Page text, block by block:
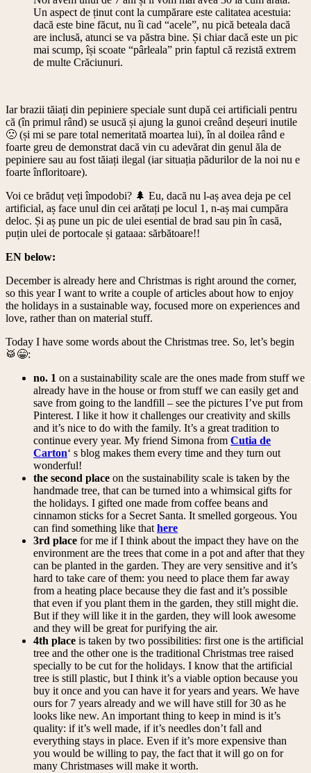
Un aspect de ținut cont la cumpărare este calitatea acestuia:
dacă este bine făcut, nu îi cad “acele”, nu pică beteala dacă
are inclusă, atunci se va păstra bine. Și chiar dacă este un pic
mai scump, își scoate “pârleala” prin faptul că rezistă extrem
de multe Crăciunuri.
Iar brazii tăiați din pepiniere speciale sunt după cei artificiali pentru
că (în primul rând) se usucă și ajung la gunoi creând deșeuri inutile
🙁 (și mi se pare total nemeritată moartea lui), în al doilea rând e
foarte greu de demonstrat dacă vin cu adevărat din genul ăla de
pepiniere sau au fost tăiați ilegal (iar situația pădurilor de la noi nu e
foarte înfloritoare).
Voi ce brăduț veți împodobi? 🌲 Eu, dacă nu l-aș avea deja pe cel
artificial, aș face unul din cei arătați pe locul 1, n-aș mai cumpăra
deloc. Și aș pune un pic de ulei esential de brad sau pin în casă,
puțin ulei de portocale și gataaa: sărbătoare!!
EN below:
December is already here and Christmas is right around the corner,
so this year I want to write a couple of articles about how to enjoy
the holidays in a sustainable way, focused more on experiences and
love, rather than on material stuff.
Today I have some words about the Christmas tree. So, let’s begin
🥁😁:
no. 1 on a sustainability scale are the ones made from stuff we
already have in the house or from stuff we can easily get and
save from going to the landfill – see the pictures I’ve put from
Pinterest. I like it how it challenges our creativity and skills
and it’s nice to do with the family. It’s a great tradition to
continue every year. My friend Simona from Cutia de
Carton‘ s blog makes them every time and they turn out
wonderful!
the second place on the sustainability scale is taken by the
handmade tree, that can be turned into a whimsical gifts for
the holidays. I gifted one made from coffee beans and
cinnamon sticks for a Secret Santa. It smelled gorgeous. You
can find something like thathere
3rd place for me if I think about the impact they have on the
environment are the trees that come in a pot and after that they
can be planted in the garden. They are very sensitive and it’s
hard to take care of them: you need to place them far away
from a heating place because they die fast and it’s possible
that even if you plant them in the garden, they still might die.
But if they will like it in the garden, they will look awesome
and they will be great for purifying the air.
4th place is taken by two possibilities: first one is the artificial
tree and the other one is the traditional Christmas tree raised
specially to be cut for the holidays. I know that the artificial
tree is still plastic, but I think it’s a viable option because you
buy it once and you can have it for years and years. We have
ours for 7 years already and we will have still for 30 as he
looks like new. An important thing to keep in mind is it’s
quality: if it’s well made, if it’s needles don’t fall and
everything stays in place. Even if it’s more expensive than
you would be willing to pay, the fact that it will go on for
many Christmases will make it worth.